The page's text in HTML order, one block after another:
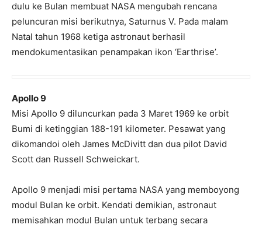
dulu ke Bulan membuat NASA mengubah rencana
peluncuran misi berikutnya, Saturnus V. Pada malam
Natal tahun 1968 ketiga astronaut berhasil
mendokumentasikan penampakan ikon ‘Earthrise’.
Apollo 9
Misi Apollo 9 diluncurkan pada 3 Maret 1969 ke orbit
Bumi di ketinggian 188-191 kilometer. Pesawat yang
dikomandoi oleh James McDivitt dan dua pilot David
Scott dan Russell Schweickart.
Apollo 9 menjadi misi pertama NASA yang memboyong
modul Bulan ke orbit. Kendati demikian, astronaut
memisahkan modul Bulan untuk terbang secara